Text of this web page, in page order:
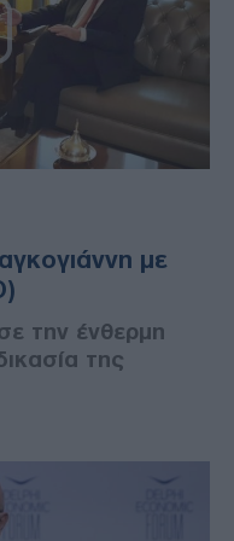
με
την ένθερμη
της